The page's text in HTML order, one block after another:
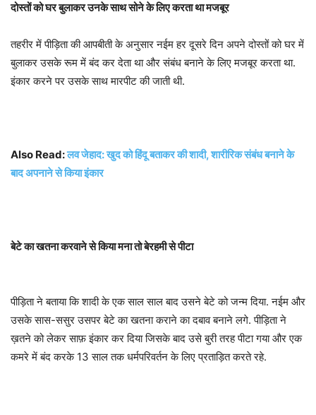
दोस्तों को घर बुलाकर उनके साथ सोने के लिए करता था मजबूर
तहरीर में पीड़िता की आपबीती के अनुसार नईम हर दूसरे दिन अपने दोस्तों को घर में
बुलाकर उसके रूम में बंद कर देता था और संबंध बनाने के लिए मजबूर करता था.
इंकार करने पर उसके साथ मारपीट की जाती थी.
Also Read:लव जेहाद: खुद को हिंदू बताकर की शादी, शारीरिक संबंध बनाने के
बाद अपनाने से किया इंकार
बेटे का खतना करवाने से किया मना तो बेरहमी से पीटा
पीड़िता ने बताया कि शादी के एक साल साल बाद उसने बेटे को जन्म दिया. नईम और
उसके सास-ससुर उसपर बेटे का खतना कराने का दबाव बनाने लगे. पीड़िता ने
ख़तने को लेकर साफ़ इंकार कर दिया जिसके बाद उसे बुरी तरह पीटा गया और एक
कमरे में बंद करके 13 साल तक धर्मपरिवर्तन के लिए प्रताड़ित करते रहे.